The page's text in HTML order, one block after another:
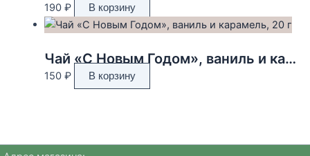
190 ₽ В корзину
Чай «С Новым Годом», ваниль и карамель, 20 г
150 ₽ В корзину